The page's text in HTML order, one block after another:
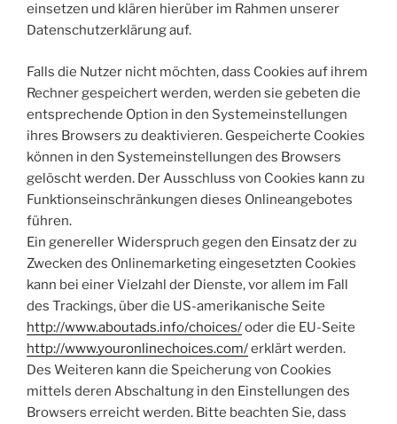
einsetzen und klären hierüber im Rahmen unserer
Datenschutzerklärung auf.
Falls die Nutzer nicht möchten, dass Cookies auf ihrem
Rechner gespeichert werden, werden sie gebeten die
entsprechende Option in den Systemeinstellungen
ihres Browsers zu deaktivieren. Gespeicherte Cookies
können in den Systemeinstellungen des Browsers
gelöscht werden. Der Ausschluss von Cookies kann zu
Funktionseinschränkungen dieses Onlineangebotes
führen.
Ein genereller Widerspruch gegen den Einsatz der zu
Zwecken des Onlinemarketing eingesetzten Cookies
kann bei einer Vielzahl der Dienste, vor allem im Fall
des Trackings, über die US-amerikanische Seite
http://www.aboutads.info/choices/oder die EU-Seite
http://www.youronlinechoices.com/erklärt werden.
Des Weiteren kann die Speicherung von Cookies
mittels deren Abschaltung in den Einstellungen des
Browsers erreicht werden. Bitte beachten Sie, dass